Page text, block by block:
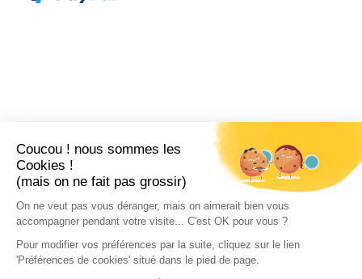
Coucou ! nous sommes les
Cookies !
(mais on ne fait pas grossir)
On ne veut pas vous déranger, mais on aimerait bien vous
accompagner pendant votre visite... C'est OK pour vous ?
Pour modifier vos préférences par la suite, cliquez sur le lien
'Préférences de cookies' situé dans le pied de page.